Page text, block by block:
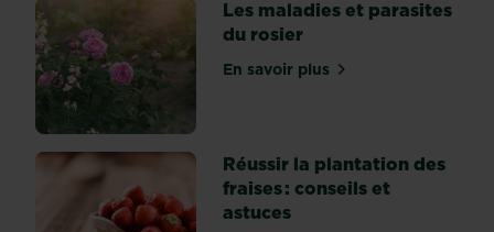
d’éclat
à
nos
assiettes
avec
ses
couleurs
pimpantes
Les maladies et parasites
du rosier
En savoir plussur Les maladies et
Réussir la plantation des
fraises : conseils et
astuces